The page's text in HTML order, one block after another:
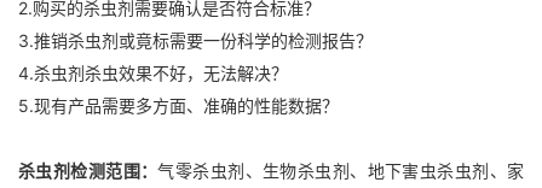
2.购买的杀虫剂需要确认是否符合标准？
3.推销杀虫剂或竟标需要一份科学的检测报告？
4.杀虫剂杀虫效果不好，无法解决？
5.现有产品需要多方面、准确的性能数据？
杀虫剂检测范围：气零杀虫剂、生物杀虫剂、地下害虫杀虫剂、家